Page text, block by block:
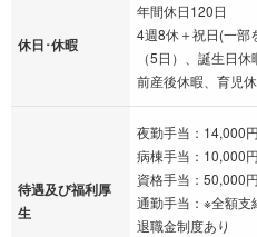
休日･休暇
年間休日120日
4週8休＋祝日(一部
（5日）、誕生日
前産後休暇、育児
待遇及び福利厚
生
夜勤手当：14,000
病棟手当：10,000
資格手当：50,000円
通勤手当：※全額支
退職金制度あり